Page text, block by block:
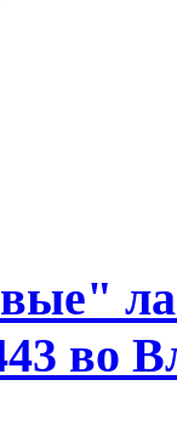
во